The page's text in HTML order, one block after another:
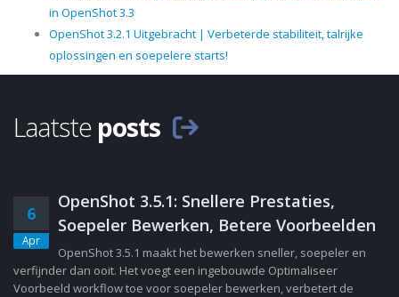
in OpenShot 3.3
OpenShot 3.2.1 Uitgebracht | Verbeterde stabiliteit, talrijke
oplossingen en soepelere starts!
Laatste posts
6
Apr
OpenShot 3.5.1: Snellere Prestaties,
Soepeler Bewerken, Betere Voorbeelden
OpenShot 3.5.1 maakt het bewerken sneller, soepeler en
verfijnder dan ooit. Het voegt een ingebouwde Optimaliseer
Voorbeeld workflow toe voor soepeler bewerken, verbetert de